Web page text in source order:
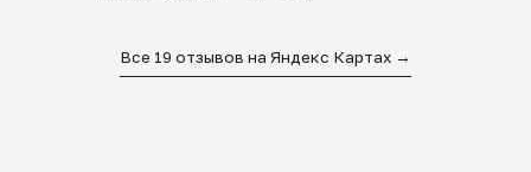
Все 19 отзывов на Яндекс Картах →